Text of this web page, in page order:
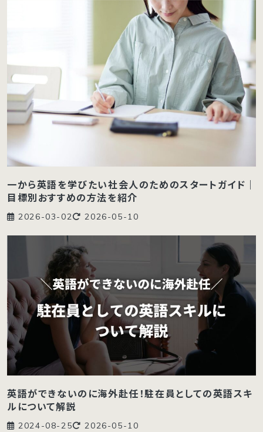
一から英語を学びたい社会人のためのスタートガイド｜
目標別おすすめの方法を紹介
2026-03-02 2026-05-10
英語ができないのに海外赴任！駐在員としての英語スキ
ルについて解説
2024-08-25 2026-05-10